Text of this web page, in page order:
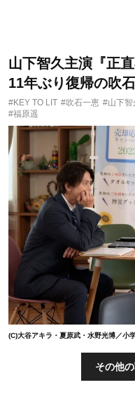
山下智久主演『正
11年ぶり復帰の吹
#KEY TO LIT #吹石一恵 #山下智
#福原遥
(C)大谷アキラ・夏原武・水野光博／
その他